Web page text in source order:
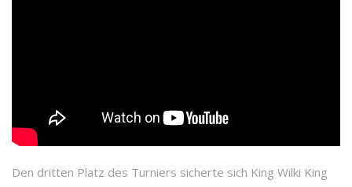
Den dritten Platz des Turniers sicherte sich King Wilki King